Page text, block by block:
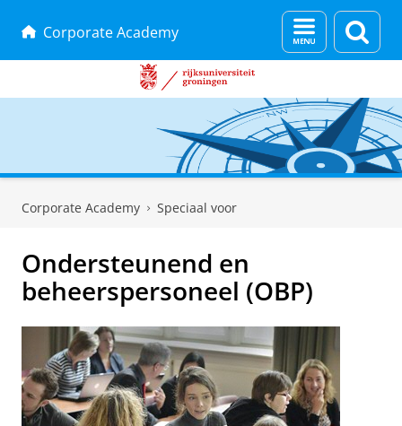
Corporate Academy
Menu
en
Corporate Academy Speciaal voor
Ondersteunend en
beheerspersoneel (OBP)